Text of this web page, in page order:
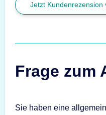
Jetzt Kundenrezension
Frage zum
Sie haben eine